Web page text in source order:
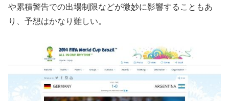
や累積警告での出場制限などが微妙に影響することもあ
り、予想はかなり難しい。